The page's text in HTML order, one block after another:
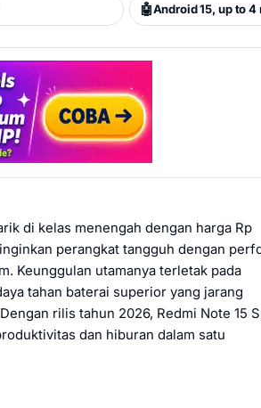
🤖
di kelas menengah dengan harga Rp
perangkat tangguh dengan
Keunggulan utamanya terletak pada
tahan baterai superior yang jarang
rilis tahun 2026, Redmi Note 15
dan hiburan dalam satu